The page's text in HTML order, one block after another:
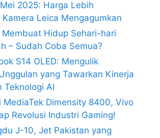
2025: Harga Lebih
Leica Mengagumkan
Membuat Hidup Sehari-hari
– Sudah Coba Semua?
S14 OLED: Mengulik
yang Tawarkan Kinerja
Teknologi AI
MediaTek Dimensity 8400, Vivo
Revolusi Industri Gaming!
J-10, Jet Pakistan yang